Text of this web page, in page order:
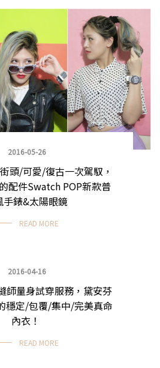
2016-05-26
頭/可愛/復古一次駕馭，
配件Swatch POP新款普
手錶&太陽眼鏡
READ MORE
2016-04-16
師量身試穿服務，黛安芬
穩定/包覆/集中/完美真命
內衣！
READ MORE